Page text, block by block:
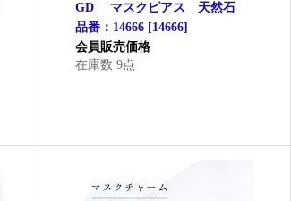
GD マスクピアス 天然石
品番：14666 [14666]
会員販売価格
在庫数 9点